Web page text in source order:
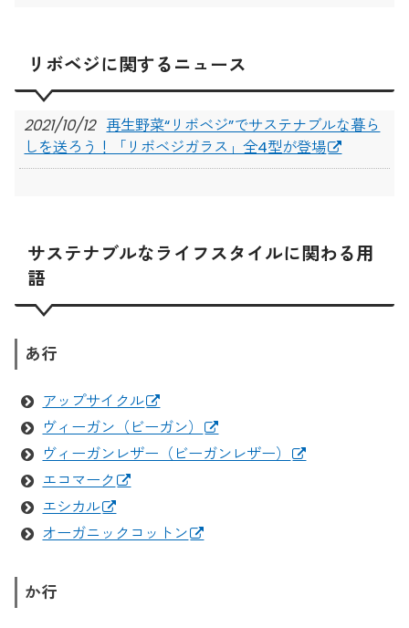
リボベジに関するニュース
2021/10/12 再生野菜“リボベジ”でサステナブルな暮ら
しを送ろう！「リボベジガラス」全4型が登場
サステナブルなライフスタイルに関わる用
語
あ行
アップサイクル
ヴィーガン（ビーガン）
ヴィーガンレザー（ビーガンレザー）
エコマーク
エシカル
オーガニックコットン
か行